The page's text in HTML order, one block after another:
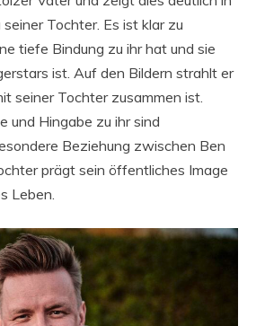
Tochter. Es ist klar zu
tiefe Bindung zu ihr hat und sie
ist. Auf den Bildern strahlt er
seiner Tochter zusammen ist.
und Hingabe zu ihr sind
Beziehung zwischen Ben
prägt sein öffentliches Image
Leben.